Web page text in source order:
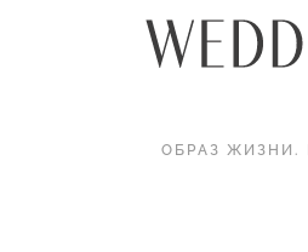
ОБРАЗ ЖИЗНИ .